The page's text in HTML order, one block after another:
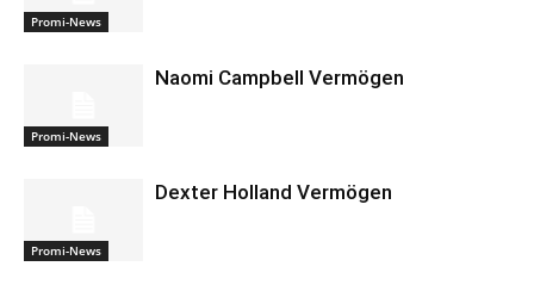
Promi-News
Promi-News
Naomi Campbell Vermögen
Promi-News
Dexter Holland Vermögen